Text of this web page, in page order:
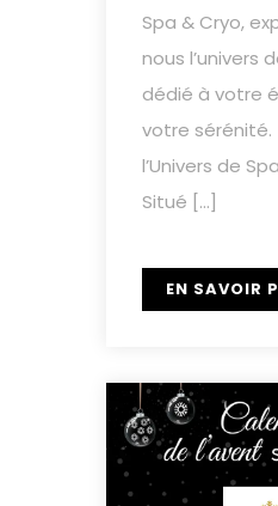
Spa & Cryo,
nous l’univers
dédié à votre
votre sérénité.
l’Univers de
Situé […]
EN SAVOIR